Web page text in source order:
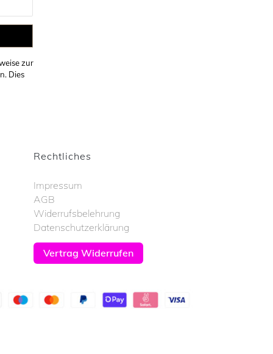
zur
Dies
Rechtliches
Impressum
AGB
Widerrufsbelehrung
Datenschutzerklärung
Vertrag Widerrufen